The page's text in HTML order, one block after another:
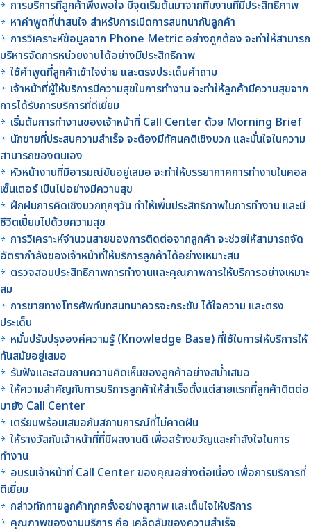
การบริการที่ลูกค้าพึงพอใจ มีจุดเริ่มต้นมาจากทีมงานที่มีประสิทธิภาพ
หาคำพูดที่น่าสนใจ สำหรับการเปิดการสนทนากับลูกค้า
การวิเคราะห์ข้อมูลจาก Phone Metric อย่างถูกต้อง จะทำให้สามารถ
บริหารจัดการหน่วยงานได้อย่างมีประสิทธิภาพ
ใช้คำพูดที่ลูกค้าเข้าใจง่าย และตรงประเด็นคำถาม
เจ้าหน้าที่ผู้ให้บริการมีความสุขในการทำงาน จะทำให้ลูกค้ามีความสุขจาก
การได้รับการบริการที่ดีเยี่ยม
เริ่มต้นการทำงานของเจ้าหน้าที่ Call Center ด้วย Morning Brief
นักขายที่ประสบความสำเร็จ จะต้องมีทัศนคติเชิงบวก และมั่นใจในความ
สามารถของตนเอง
หัวหน้างานที่มีอารมณ์ขันอยู่เสมอ จะทำให้บรรยากาศการทำงานในคอล
เซ็นเตอร์ เป็นไปอย่างมีความสุข
ฝึกฝนการคิดเชิงบวกทุกๆวัน ทำให้เพิ่มประสิทธิภาพในการทำงาน และมี
ชีวิตเปี่ยมไปด้วยความสุข
การวิเคราะห์จำนวนสายของการติดต่อจากลูกค้า จะช่วยให้สามารถจัด
อัตรากำลังของเจ้าหน้าที่ให้บริการลูกค้าได้อย่างเหมาะสม
ตรวจสอบประสิทธิภาพการทำงานและคุณภาพการให้บริการอย่างเหมาะ
สม
การขายทางโทรศัพท์บทสนทนาควรจะกระชับ ได้ใจความ และตรง
ประเด็น
หมั่นปรับปรุงองค์ความรู้ (Knowledge Base) ที่ใช้ในการให้บริการให้
ทันสมัยอยู่เสมอ
รับฟังและสอบถามความคิดเห็นของลูกค้าอย่างสม่ำเสมอ
ให้ความสำคัญกับการบริการลูกค้าให้สำเร็จตั้งแต่สายแรกที่ลูกค้าติดต่อ
มายัง Call Center
เตรียมพร้อมเสมอกับสถานการณ์ที่ไม่คาดฝัน
ให้รางวัลกับเจ้าหน้าที่ที่มีผลงานดี เพื่อสร้างขวัญและกำลังใจในการ
ทำงาน
อบรมเจ้าหน้าที่ Call Center ของคุณอย่างต่อเนื่อง เพื่อการบริการที่
ดีเยี่ยม
กล่าวทักทายลูกค้าทุกครั้งอย่างสุภาพ และเต็มใจให้บริการ
คุณภาพของงานบริการ คือ เคล็ดลับของความสำเร็จ